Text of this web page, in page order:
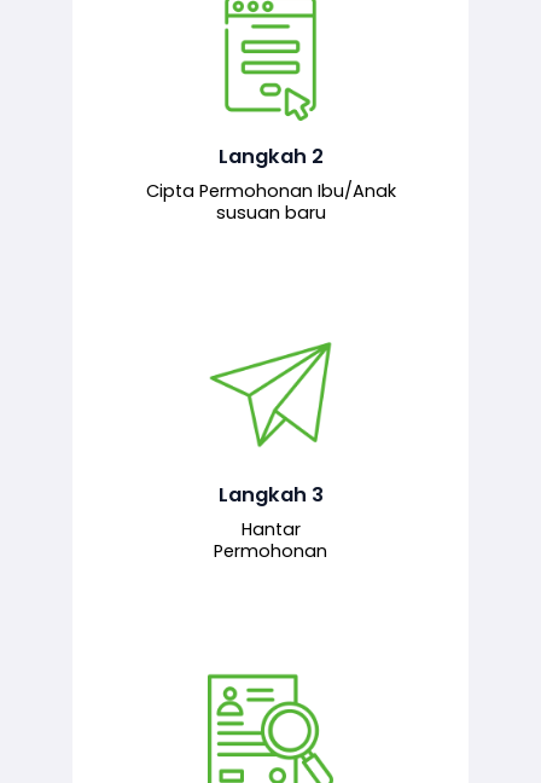
Langkah 2
Cipta Permohonan Ibu/Anak
susuan baru
Pemohon mengisi borang
permohonan bagi pendaftaran
baharu melalui sistem.
Langkah 3
Hantar
Permohonan
Permohonan yang lengkap dihantar
untuk proses semakan dan
bertanggungjawab.
Pegawai penyemak menyemak
maklumat yang dikemukakan. Jika